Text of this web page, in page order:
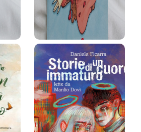
Santa Rosalia, la
storia…
Tommaso Pirrotta,
Fabiana Rizzo
Prezzo:12 €